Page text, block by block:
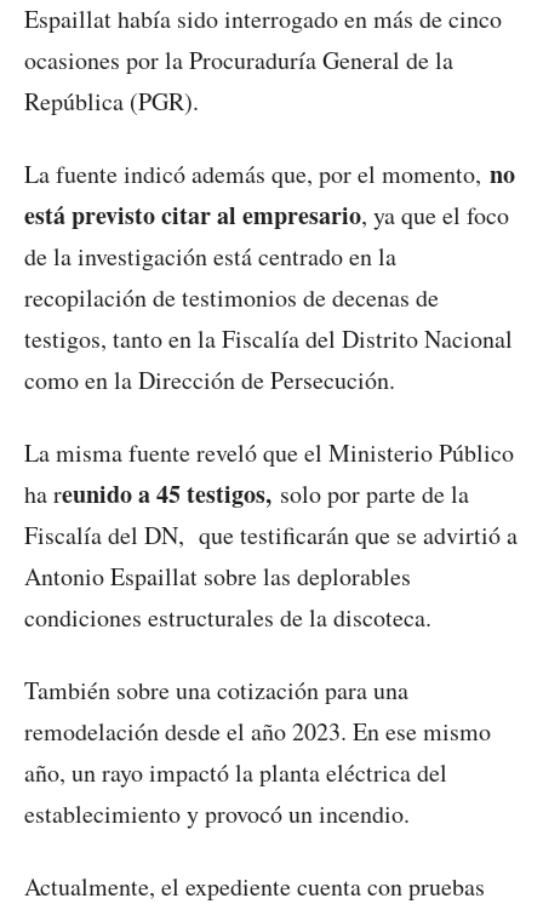
Espaillat había sido interrogado en más de cinco
ocasiones por la Procuraduría General de la
República (PGR).
La fuente indicó además que, por el momento, no
está previsto citar al empresario, ya que el foco
de la investigación está centrado en la
recopilación de testimonios de decenas de
testigos, tanto en la Fiscalía del Distrito Nacional
como en la Dirección de Persecución.
La misma fuente reveló que el Ministerio Público
ha reunido a 45 testigos, solo por parte de la
Fiscalía del DN, que testificarán que se advirtió a
Antonio Espaillat sobre las deplorables
condiciones estructurales de la discoteca.
También sobre una cotización para una
remodelación desde el año 2023. En ese mismo
año, un rayo impactó la planta eléctrica del
establecimiento y provocó un incendio.
Actualmente, el expediente cuenta con pruebas